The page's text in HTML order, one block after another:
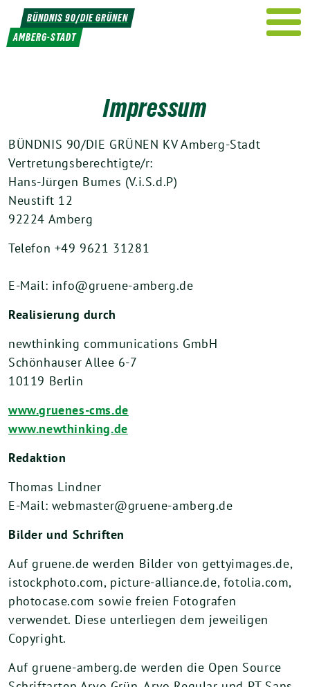
Weiter
zum
Inhalt
BÜNDNIS 90/DIE GRÜNEN
AMBERG-STADT
Impressum
BÜNDNIS 90/DIE GRÜNEN KV Amberg-Stadt
Vertretungsberechtigte/r:
Hans-Jürgen Bumes (V.i.S.d.P)
Neustift 12
92224 Amberg
Telefon +49 9621 31281
E-Mail: info@gruene-amberg.de
Realisierung durch
newthinking communications GmbH
Schönhauser Allee 6-7
10119 Berlin
www.gruenes-cms.de
www.newthinking.de
Redaktion
Thomas Lindner
E-Mail: webmaster@gruene-amberg.de
Bilder und Schriften
Auf gruene.de werden Bilder von gettyimages.de,
istockphoto.com, picture-alliance.de, fotolia.com,
photocase.com sowie freien Fotografen
verwendet. Diese unterliegen dem jeweiligen
Copyright.
Auf gruene-amberg.de werden die Open Source